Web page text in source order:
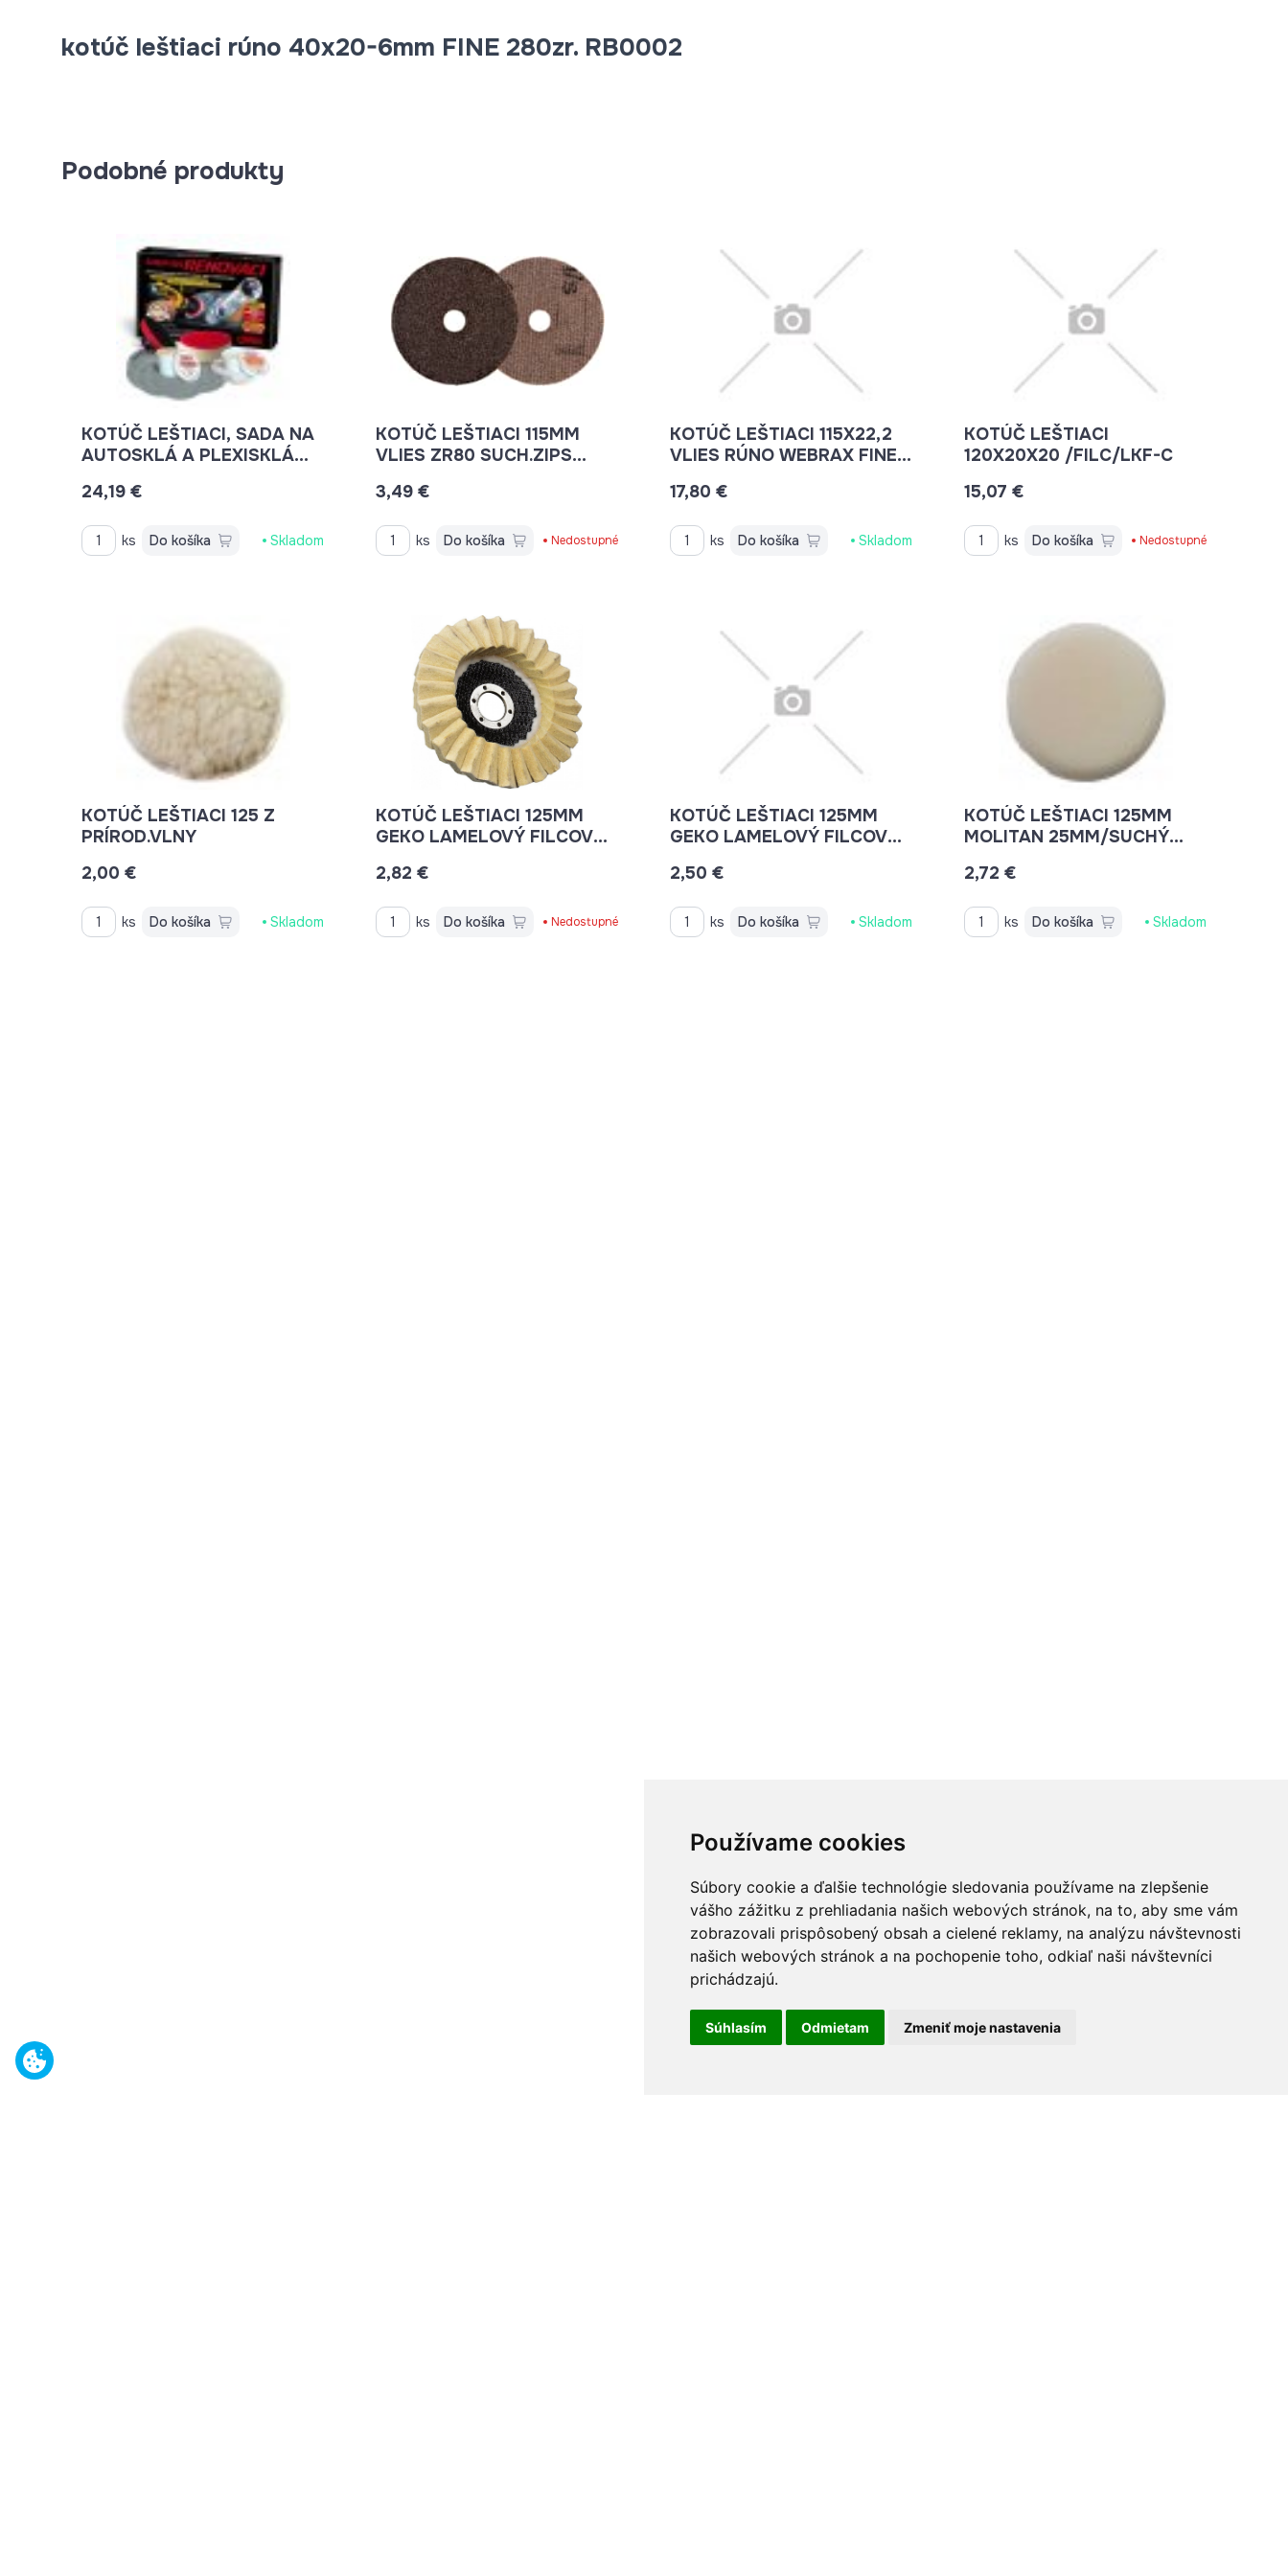
Používame cookies
Súbory cookie a ďalšie technológie sledovania používame na zlepšenie
vášho zážitku z prehliadania našich webových stránok, na to, aby sme vám
zobrazovali prispôsobený obsah a cielené reklamy, na analýzu návštevnosti
našich webových stránok a na pochopenie toho, odkiaľ naši návštevníci
prichádzajú.
Súhlasím Odmietam Zmeniť moje nastavenia
kotúč leštiaci rúno 40x20-6mm FINE 280zr. RB0002
Podobné produkty
KOTÚČ LEŠTIACI, SADA NA
AUTOSKLÁ A PLEXISKLÁ
24,19 €
ks Do košíka Skladom
KOTÚČ LEŠTIACI 115MM
VLIES ZR80 SUCH.ZIPS
3,49 €
ks Do košíka Nedostupné
KOTÚČ LEŠTIACI 115X22,2
VLIES RÚNO WEBRAX FINE
17,80 €
ks Do košíka Skladom
KOTÚČ LEŠTIACI
120X20X20 /FILC/LKF-C
15,07 €
ks Do košíka Nedostupné
KOTÚČ LEŠTIACI 125 Z
PRÍROD.VLNY
2,00 €
ks Do košíka Skladom
KOTÚČ LEŠTIACI 125MM
GEKO LAMELOVÝ FILCOVÝ
2,82 €
ks Do košíka Nedostupné
KOTÚČ LEŠTIACI 125MM
GEKO LAMELOVÝ FILCOVÝ
2,50 €
ks Do košíka Skladom
KOTÚČ LEŠTIACI 125MM
MOLITAN 25MM/SUCHÝ
2,72 €
ks Do košíka Skladom